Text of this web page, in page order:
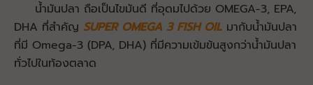
น้ำมันปลา ถือเป็นไขมันดี ที่อุดมไปด้วย OMEGA-3, EPA,
DHA ที่สำคัญ SUPER OMEGA 3 FISH OIL มากับน้ำมันปลา
ที่มี Omega-3 (DPA, DHA) ที่มีความเข้มข้นสูงกว่าน้ำมันปลา
ทั่วไปในท้องตลาด